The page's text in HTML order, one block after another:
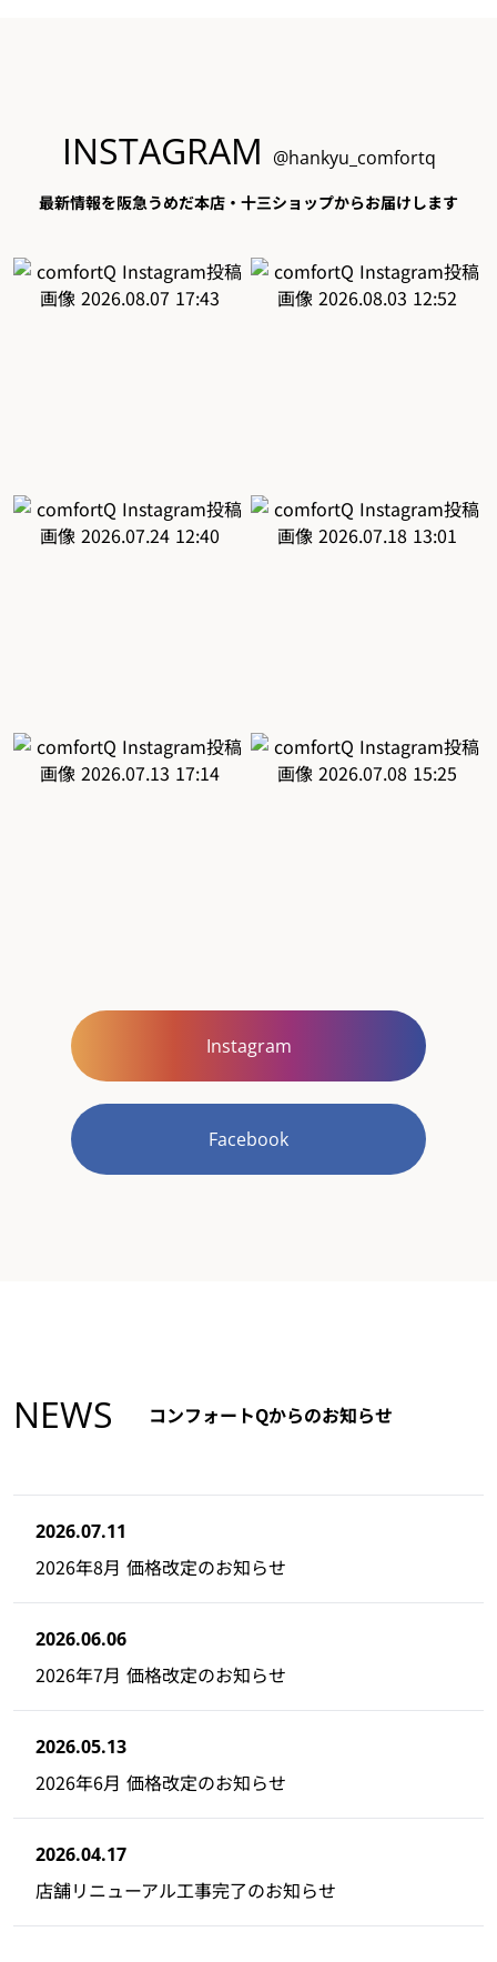
INSTAGRAM @hankyu_comfortq
最新情報を阪急うめだ本店・十三ショップからお届けします
Instagram
Facebook
NEWS コンフォートQからのお知らせ
2026.07.11
2026年8月 価格改定のお知らせ
2026.06.06
2026年7月 価格改定のお知らせ
2026.05.13
2026年6月 価格改定のお知らせ
2026.04.17
店舗リニューアル工事完了のお知らせ